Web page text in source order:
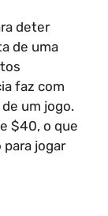
deter
de uma
faz com
um jogo.
$40, o que
jogar